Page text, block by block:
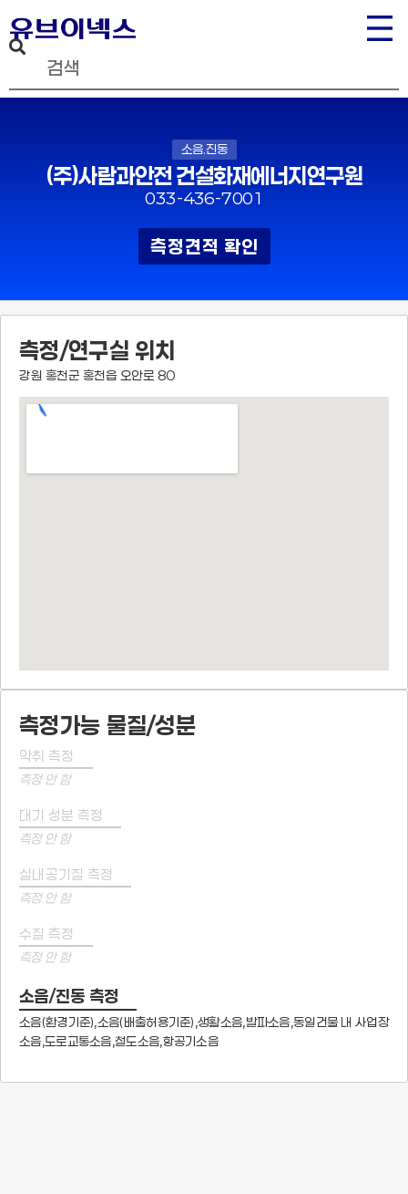
소음.진동
(주)사람과안전 건설화재에너지연구원
033-436-7001
측정견적 확인
측정/연구실 위치
강원 홍천군 홍천읍 오안로 80
측정가능 물질/성분
악취 측정
측정 안 함
대기 성분 측정
측정 안 함
실내공기질 측정
측정 안 함
수질 측정
측정 안 함
소음/진동 측정
소음(환경기준),소음(배출허용기준),생활소음,발파소음,동일건물 내 사업장
소음,도로교통소음,철도소음,항공기소음